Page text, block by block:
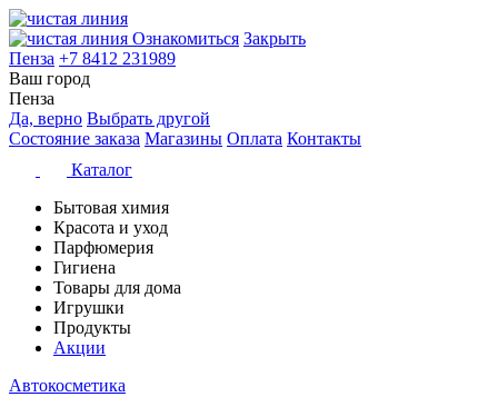
Ознакомиться Закрыть
Пенза +7 8412 231989
Ваш город
Пенза
Да, верно Выбрать другой
Состояние заказа Магазины Оплата Контакты
Каталог
Бытовая химия
Красота и уход
Парфюмерия
Гигиена
Товары для дома
Игрушки
Продукты
Акции
Автокосметика